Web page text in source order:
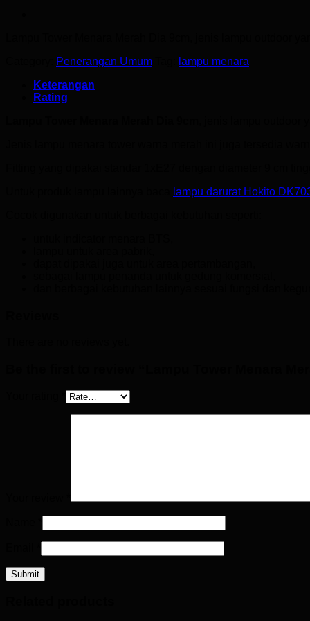
Penerangan Umum
lampu menara
Keterangan
Rating
lampu darurat Hokito